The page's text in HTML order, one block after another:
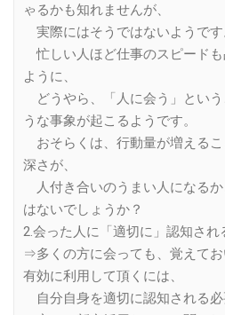
ゃるかも知れませんが、
実際にはそうではないようです
忙しい人ほど仕事のスピード
ように、
どうやら、「人に会う」とい
うな事象が起こるようです。
おそらくは、行動量が増える
深さが、
人付き合いのうまい人になる
はないでしょうか？
2.会った人に「適切に」認知され
⇒多くの方に会っても、覚えて
有効に利用して頂くには、
自分自身を適切に認知される必